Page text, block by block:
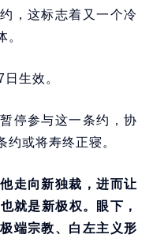
，这标志着又一个冷
。
生效。
停参与这一条约，协
约或将寿终正寝。
走向新独裁，进而让
就是新极权。眼下，
端宗教、白左主义形